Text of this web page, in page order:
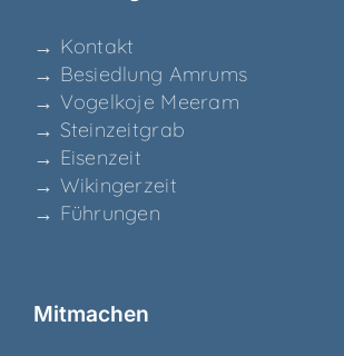
→ Kon­takt
→ Besied­lung Amrums
→ Vogel­ko­je Meeram
→ Stein­zeit­grab
→ Eisen­zeit
→ Wikin­ger­zeit
→ Füh­run­gen
Mit­ma­chen